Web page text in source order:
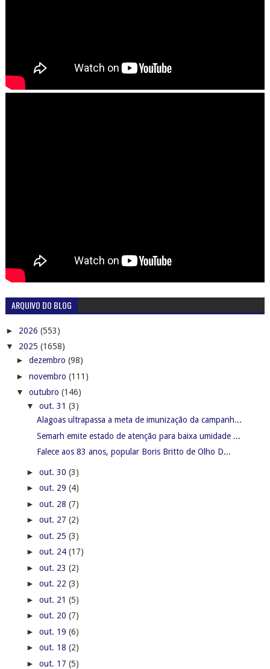
ARQUIVO DO BLOG
► 2026 (553)
▼ 2025 (1658)
► dezembro (98)
► novembro (111)
▼ outubro (146)
▼ out. 31 (3)
Alagoas ultrapassa a meta de imunização da campanh...
Semarh emite estado de atenção para baixa umidade ...
Falece aos 83 anos, popular Boris Britto de Olho D...
► out. 30 (3)
► out. 29 (4)
► out. 28 (7)
► out. 27 (2)
► out. 25 (3)
► out. 24 (17)
► out. 23 (2)
► out. 22 (3)
► out. 21 (5)
► out. 20 (7)
► out. 19 (6)
► out. 18 (2)
► out. 17 (5)